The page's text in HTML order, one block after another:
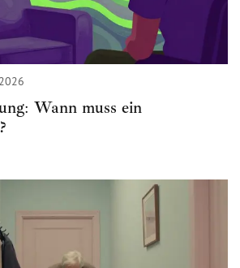
Wann muss ein